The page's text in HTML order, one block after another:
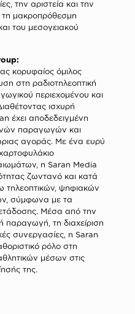
την αριστεία και την
τη μακροπρόθεσμη
του μεσογειακού
κορυφαίος όμιλος
στη ραδιοτηλεοπτική
περιεχομένου και
ισχυρή
έχει αποδεδειγμένη
παραγωγών και
αγοράς. Με ένα ευρύ
η Saran Media
ζωντανό και κατά
τηλεοπτικών, ψηφιακών
σύμφωνα με τα
Μέσα από την
τη διαχείριση
συνεργασίες, η Saran
ρόλο στη
μέσων στις
της.